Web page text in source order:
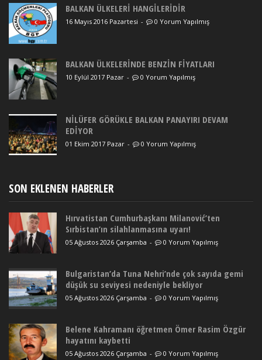
BALKAN ÜLKELERİ HANGİLERİDİR
16 Mayıs 2016 Pazartesi - 0 Yorum Yapılmış
BALKAN ÜLKELERİNDE BENZİN FİYATLARI
10 Eylül 2017 Pazar - 0 Yorum Yapılmış
NİLÜFER GÖRÜKLE BALKAN PANAYIRI DEVAM
EDİYOR
01 Ekim 2017 Pazar - 0 Yorum Yapılmış
SON EKLENEN HABERLER
Hırvatistan Cumhurbaşkanı Milanović’ten
Sırbistan’ın silahlanmasına uyarı!
05 Ağustos 2026 Çarşamba - 0 Yorum Yapılmış
Bulgaristan’da Tuna Nehri’nde çok sayıda gemi
düşük su seviyesi nedeniyle bekliyor
05 Ağustos 2026 Çarşamba - 0 Yorum Yapılmış
Belene Kahramanı öğretmen Ömer Rasim Özgür
hayatını kaybetti
05 Ağustos 2026 Çarşamba - 0 Yorum Yapılmış